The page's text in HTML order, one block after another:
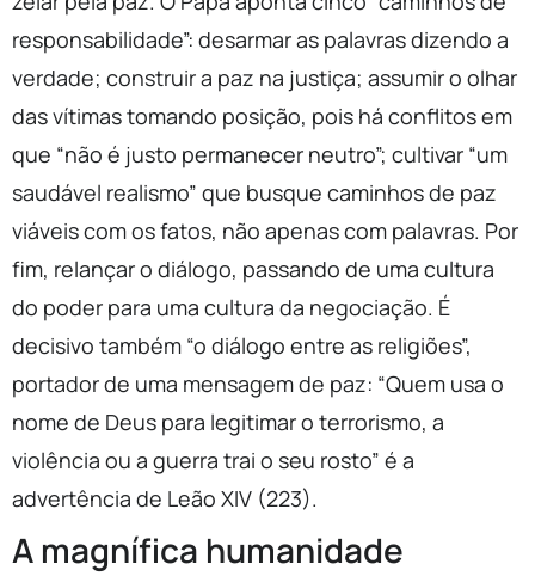
responsabilidade”: desarmar as palavras dizendo a
verdade; construir a paz na justiça; assumir o olhar
das vítimas tomando posição, pois há conflitos em
que “não é justo permanecer neutro”; cultivar “um
saudável realismo” que busque caminhos de paz
viáveis com os fatos, não apenas com palavras. Por
fim, relançar o diálogo, passando de uma cultura
do poder para uma cultura da negociação. É
decisivo também “o diálogo entre as religiões”,
portador de uma mensagem de paz: “Quem usa o
nome de Deus para legitimar o terrorismo, a
violência ou a guerra trai o seu rosto” é a
advertência de Leão XIV (223).
A magnífica humanidade